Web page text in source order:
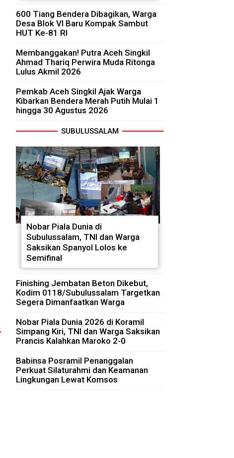
600 Tiang Bendera Dibagikan, Warga
Desa Blok VI Baru Kompak Sambut
HUT Ke-81 RI
Membanggakan! Putra Aceh Singkil
Ahmad Thariq Perwira Muda Ritonga
Lulus Akmil 2026
Pemkab Aceh Singkil Ajak Warga
Kibarkan Bendera Merah Putih Mulai 1
hingga 30 Agustus 2026
SUBULUSSALAM
Nobar Piala Dunia di
Subulussalam, TNI dan Warga
Saksikan Spanyol Lolos ke
Semifinal
Finishing Jembatan Beton Dikebut,
Kodim 0118/Subulussalam Targetkan
Segera Dimanfaatkan Warga
Nobar Piala Dunia 2026 di Koramil
Simpang Kiri, TNI dan Warga Saksikan
Prancis Kalahkan Maroko 2-0
Babinsa Posramil Penanggalan
Perkuat Silaturahmi dan Keamanan
Lingkungan Lewat Komsos